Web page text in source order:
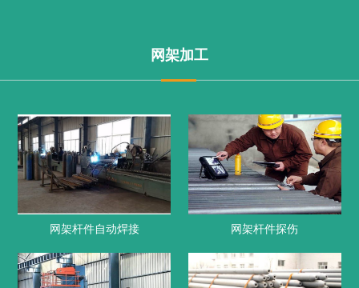
网架加工
网架杆件自动焊接 网架杆件探伤